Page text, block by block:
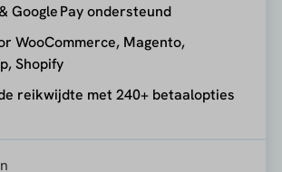
Google Pay ondersteund
WooCommerce, Magento,
Shopify
reikwijdte met 240+ betaalopties